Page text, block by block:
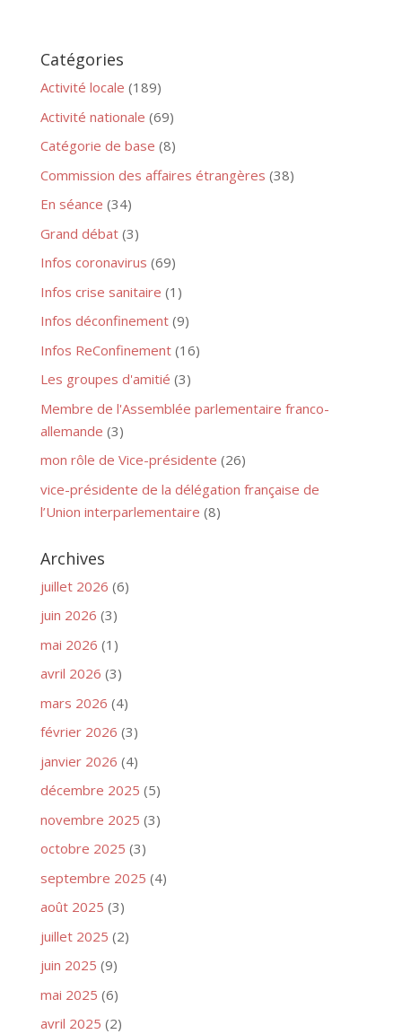
Catégories
Activité locale (189)
Activité nationale (69)
Catégorie de base (8)
Commission des affaires étrangères (38)
En séance (34)
Grand débat(3)
Infos coronavirus (69)
Infos crise sanitaire (1)
Infos déconfinement(9)
Infos ReConfinement(16)
Les groupes d'amitié (3)
Membre de l'Assemblée parlementaire franco-
allemande (3)
mon rôle de Vice-présidente (26)
vice-présidente de la délégation française de
l’Union interparlementaire (8)
Archives
juillet 2026 (6)
juin 2026 (3)
mai 2026 (1)
avril 2026 (3)
mars 2026 (4)
février 2026 (3)
janvier 2026 (4)
décembre 2025 (5)
novembre 2025 (3)
octobre 2025 (3)
septembre 2025 (4)
août 2025 (3)
juillet 2025 (2)
juin 2025 (9)
mai 2025 (6)
avril 2025 (2)